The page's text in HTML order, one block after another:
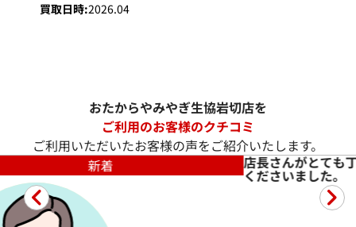
買取日時:2026.04
おたからやみやぎ生協岩切店を
ご利用のお客様のクチコミ
ご利用いただいたお客様の声をご紹介いたします。
新着
指輪を買取
嬉しかった